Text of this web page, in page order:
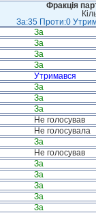
Фракція
За:35 Проти:0
За
За
За
За
Утримався
За
За
За
Не голосував
Не голосувала
За
Не голосував
За
За
За
За
За